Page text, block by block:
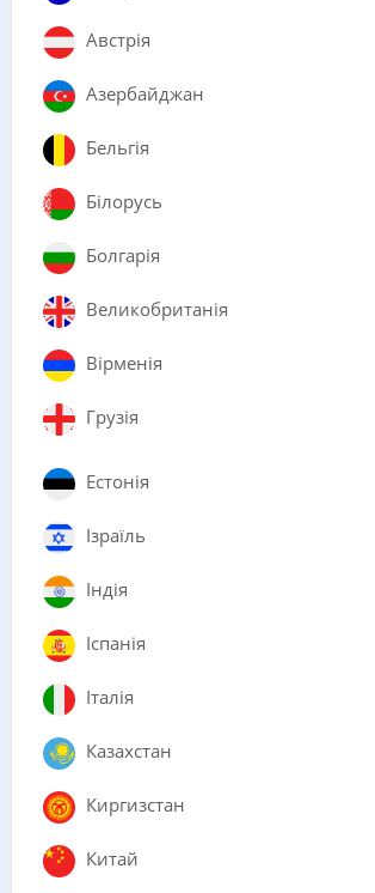
Австрія
Азербайджан
Бельгія
Білорусь
Болгарія
Великобританія
Вірменія
Грузія
Естонія
Ізраїль
Індія
Іспанія
Італія
Казахстан
Киргизстан
Китай